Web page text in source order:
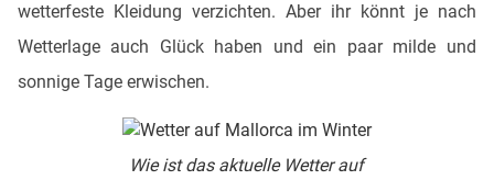
wetterfeste Kleidung verzichten. Aber ihr könnt je nach
Wetterlage auch Glück haben und ein paar milde und
sonnige Tage erwischen.
Wie ist das aktuelle Wetter auf